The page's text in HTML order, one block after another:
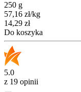
250 g
57,16 zł/kg
Cena
14,29 zł
Do koszyka
5.0
z 19 opinii